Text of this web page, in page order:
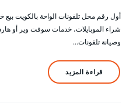
أول رقم محل تلفونات الواحة بالكويت
شراء الموبايلات، خدمات سوفت وير أو
وصيانة تلفونات…
قراءة المزيد